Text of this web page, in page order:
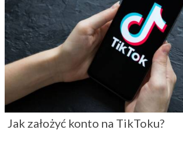
Jak założyć konto na TikToku?